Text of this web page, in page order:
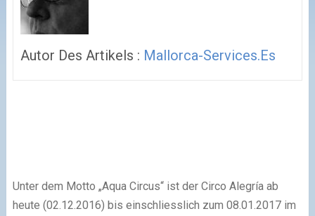
Autor Des Artikels : Mallorca-Services.es
Unter dem Motto „Aqua Circus“ ist der Circo Alegría ab
heute (02.12.2016) bis einschliesslich zum 08.01.2017 im